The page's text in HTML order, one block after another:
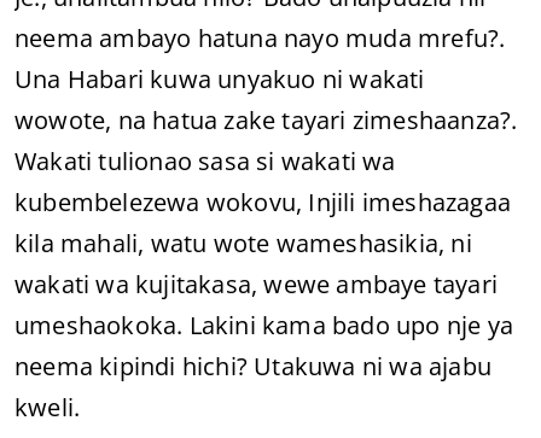
neema ambayo hatuna nayo muda mrefu?.
Una Habari kuwa unyakuo ni wakati
wowote, na hatua zake tayari zimeshaanza?.
Wakati tulionao sasa si wakati wa
kubembelezewa wokovu, Injili imeshazagaa
kila mahali, watu wote wameshasikia, ni
wakati wa kujitakasa, wewe ambaye tayari
umeshaokoka. Lakini kama bado upo nje ya
neema kipindi hichi? Utakuwa ni wa ajabu
kweli.